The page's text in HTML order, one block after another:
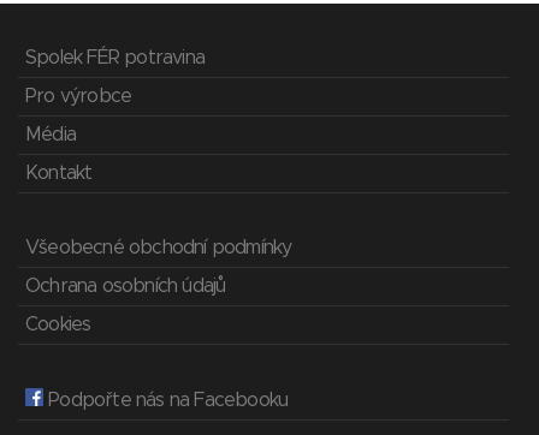
Spolek FÉR potravina
Pro výrobce
Média
Kontakt
Všeobecné obchodní podmínky
Ochrana osobních údajů
Cookies
Podpořte nás na Facebooku